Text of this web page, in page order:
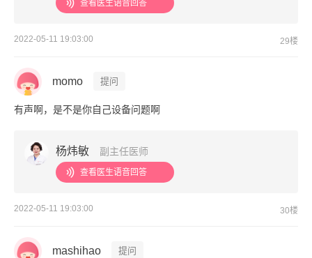
查看医生语音回答
2022-05-11 19:03:00 29楼
momo 提问
有声啊，是不是你自己设备问题啊
杨炜敏 副主任医师
查看医生语音回答
2022-05-11 19:03:00 30楼
mashihao 提问